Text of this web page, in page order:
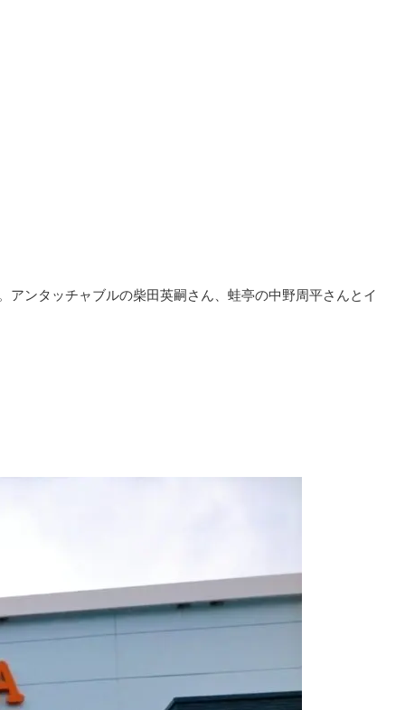
ンタッチャブルの柴田英嗣さん、蛙亭の中野周平さんとイ